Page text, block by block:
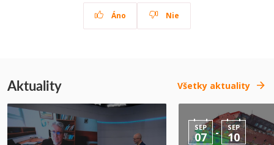
Áno Nie
Aktuality Všetky aktuality
SEP
07 - SEP
10